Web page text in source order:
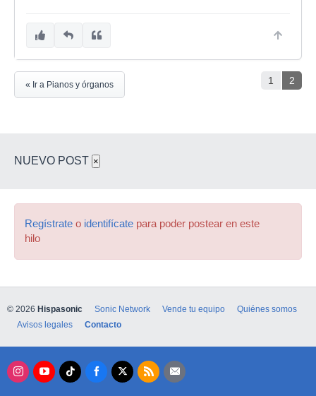
1 2
« Ir a Pianos y órganos
NUEVO POST ×
Regístrate o identifícate para poder postear en este
hilo
© 2026 Hispasonic Sonic Network Vende tu equipo
Quiénes somos
Avisos legales
Contacto